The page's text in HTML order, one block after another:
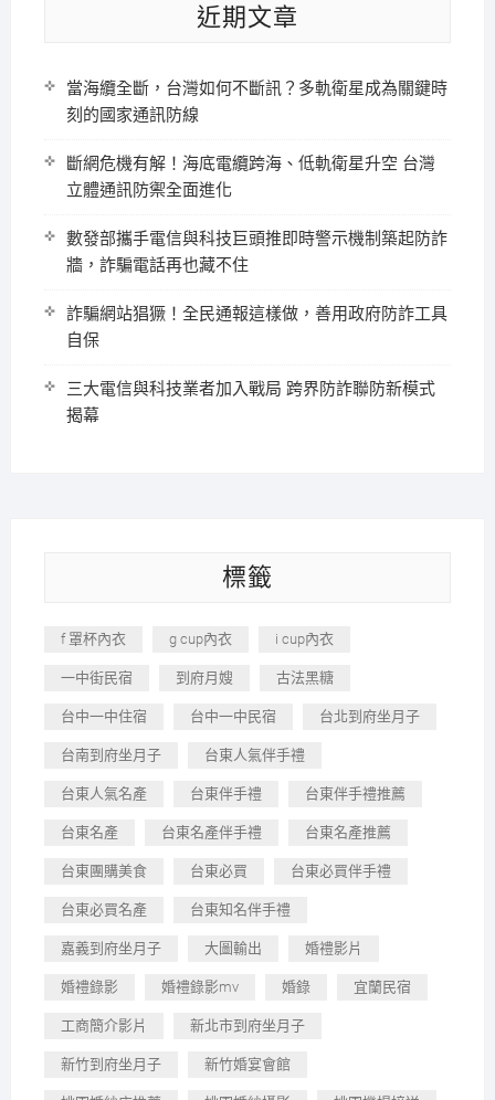
近期文章
當海纜全斷，台灣如何不斷訊？多軌衛星成為關鍵時
刻的國家通訊防線
斷網危機有解！海底電纜跨海、低軌衛星升空 台灣
立體通訊防禦全面進化
數發部攜手電信與科技巨頭推即時警示機制築起防詐
牆，詐騙電話再也藏不住
詐騙網站猖獗！全民通報這樣做，善用政府防詐工具
自保
三大電信與科技業者加入戰局 跨界防詐聯防新模式
揭幕
標籤
f 罩杯內衣 g cup內衣 i cup內衣
一中街民宿 到府月嫂 古法黑糖
台中一中住宿 台中一中民宿 台北到府坐月子
台南到府坐月子 台東人氣伴手禮
台東人氣名產 台東伴手禮 台東伴手禮推薦
台東名產 台東名產伴手禮 台東名產推薦
台東團購美食 台東必買 台東必買伴手禮
台東必買名產 台東知名伴手禮
嘉義到府坐月子 大圖輸出 婚禮影片
婚禮錄影 婚禮錄影mv 婚錄 宜蘭民宿
工商簡介影片 新北市到府坐月子
新竹到府坐月子 新竹婚宴會館